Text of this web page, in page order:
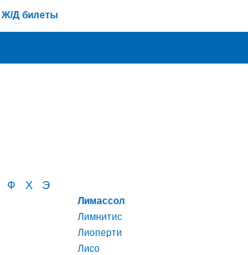
Ж/Д билеты
Ф Х Э
Лимассол
Лимнитис
Лиоперти
Лисо